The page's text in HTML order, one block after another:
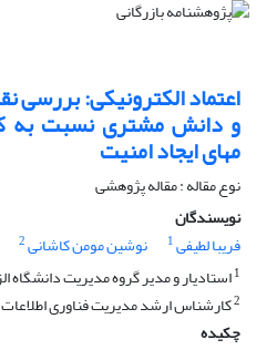
اعتماد الکترونیکی: بررسی
و دانش مشتری نسبت به
مهای ایجاد امنیت
نوع مقاله : مقاله پژوهشی
نویسندگان
فریبا لطیفی1 نوشین مومن کاشانی2
1استادیار و مدیر گروه مدیریت دانشگاه
2کارشناس ارشد مدیریت فناوری اطلاعات
چکیده